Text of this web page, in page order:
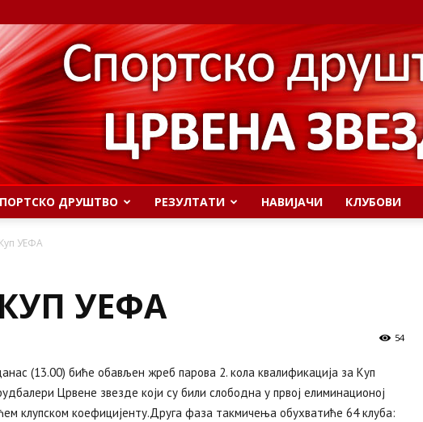
ДРУШТВО РЕЗУЛТАТИ НАВИЈАЧИ КЛУБОВИ
УЕФА
УЕФА
54
(13.00) биће обављен жреб парова 2. кола квалификација за Куп
Црвене звезде који су били слободна у првој елиминационој
клупском коефицијенту.Друга фаза такмичења обухватиће 64 клуба: